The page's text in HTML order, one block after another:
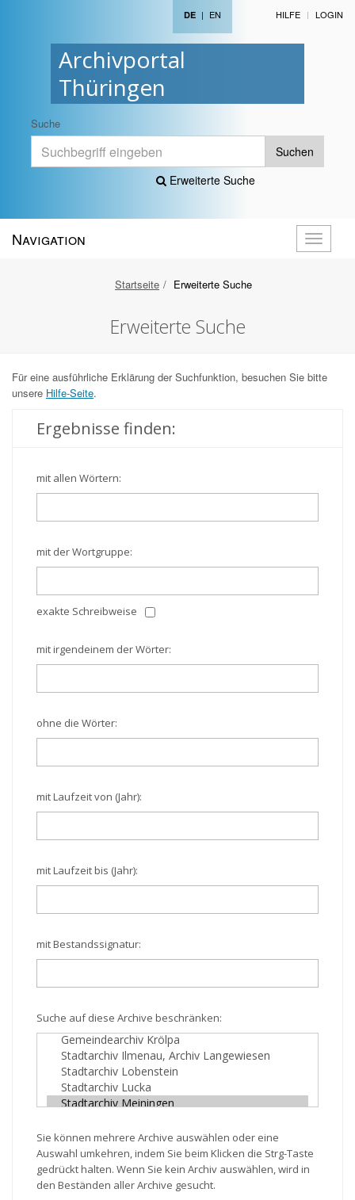
Archivportal
Thüringen
DE | EN HILFE LOGIN
Suche
Suchen
Erweiterte Suche
öffnen
Navigation
Startseite Erweiterte Suche
Erweiterte Suche
Für eine ausführliche Erklärung der Suchfunktion, besuchen Sie bitte
unsere Hilfe-Seite.
Ergebnisse finden:
mit allen Wörtern:
mit der Wortgruppe:
exakte Schreibweise
mit irgendeinem der Wörter:
ohne die Wörter:
mit Laufzeit von (Jahr):
mit Laufzeit bis (Jahr):
mit Bestandssignatur:
Suche auf diese Archive beschränken:
Sie können mehrere Archive auswählen oder eine
Auswahl umkehren, indem Sie beim Klicken die Strg-Taste
gedrückt halten. Wenn Sie kein Archiv auswählen, wird in
den Beständen aller Archive gesucht.